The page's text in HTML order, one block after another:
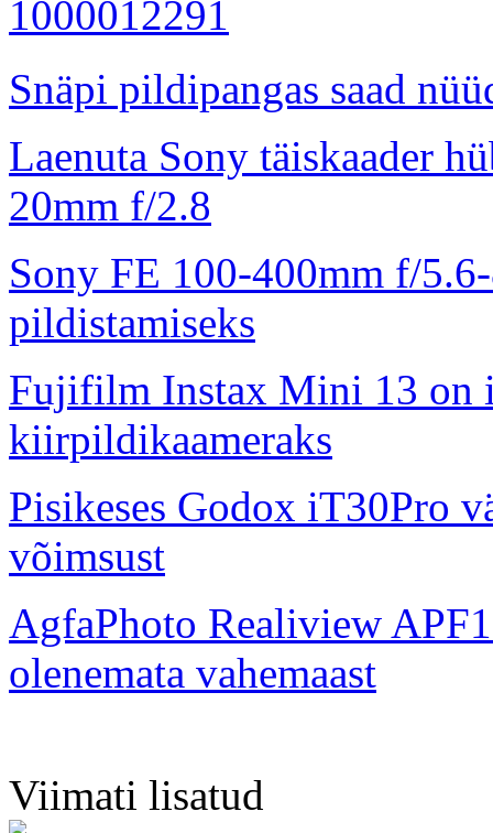
Snäpi pildipangas saad
Laenuta Sony täiskaader
20mm f/2.8
Sony FE 100-400mm f/
pildistamiseks
Fujifilm Instax Mini 13 on
kiirpildikaameraks
Pisikeses Godox iT30Pro
võimsust
AgfaPhoto Realiview
olenemata vahemaast
Viimati lisatud